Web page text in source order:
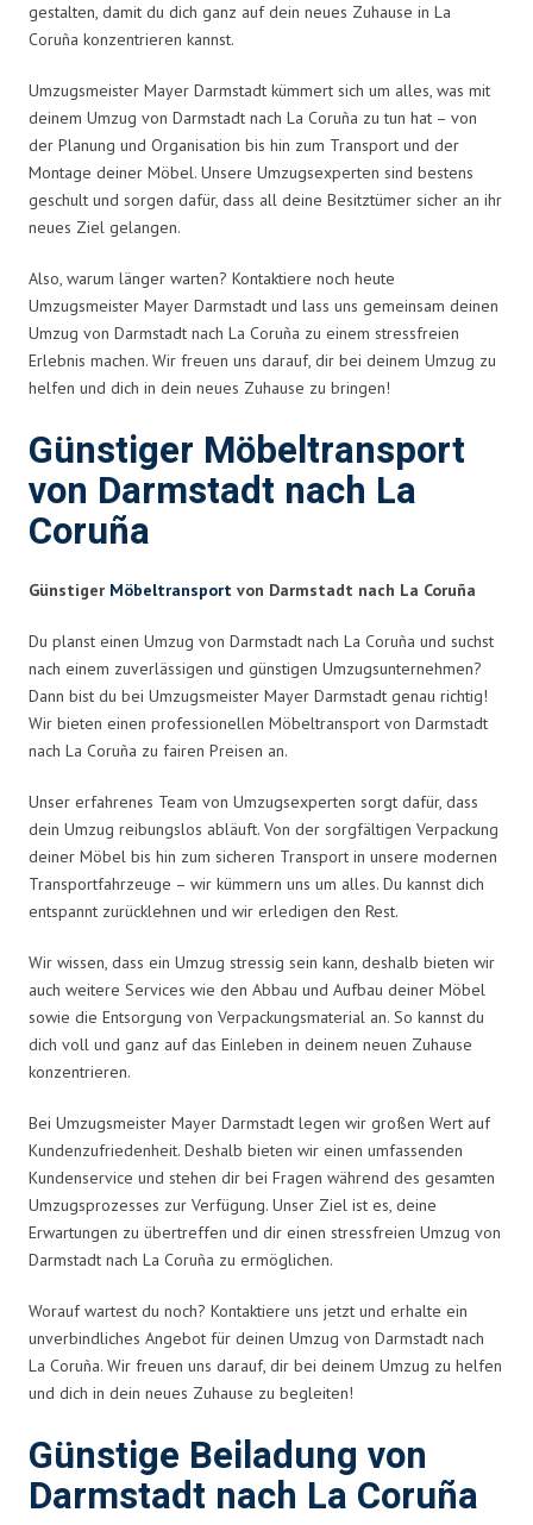
gestalten, damit du dich ganz auf dein neues Zuhause in La
Coruña konzentrieren kannst.
Umzugsmeister Mayer Darmstadt kümmert sich um alles, was mit
deinem Umzug von Darmstadt nach La Coruña zu tun hat – von
der Planung und Organisation bis hin zum Transport und der
Montage deiner Möbel. Unsere Umzugsexperten sind bestens
geschult und sorgen dafür, dass all deine Besitztümer sicher an ihr
neues Ziel gelangen.
Also, warum länger warten? Kontaktiere noch heute
Umzugsmeister Mayer Darmstadt und lass uns gemeinsam deinen
Umzug von Darmstadt nach La Coruña zu einem stressfreien
Erlebnis machen. Wir freuen uns darauf, dir bei deinem Umzug zu
helfen und dich in dein neues Zuhause zu bringen!
Günstiger Möbeltransport
von Darmstadt nach La
Coruña
Günstiger Möbeltransport von Darmstadt nach La Coruña
Du planst einen Umzug von Darmstadt nach La Coruña und suchst
nach einem zuverlässigen und günstigen Umzugsunternehmen?
Dann bist du bei Umzugsmeister Mayer Darmstadt genau richtig!
Wir bieten einen professionellen Möbeltransport von Darmstadt
nach La Coruña zu fairen Preisen an.
Unser erfahrenes Team von Umzugsexperten sorgt dafür, dass
dein Umzug reibungslos abläuft. Von der sorgfältigen Verpackung
deiner Möbel bis hin zum sicheren Transport in unsere modernen
Transportfahrzeuge – wir kümmern uns um alles. Du kannst dich
entspannt zurücklehnen und wir erledigen den Rest.
Wir wissen, dass ein Umzug stressig sein kann, deshalb bieten wir
auch weitere Services wie den Abbau und Aufbau deiner Möbel
sowie die Entsorgung von Verpackungsmaterial an. So kannst du
dich voll und ganz auf das Einleben in deinem neuen Zuhause
konzentrieren.
Bei Umzugsmeister Mayer Darmstadt legen wir großen Wert auf
Kundenzufriedenheit. Deshalb bieten wir einen umfassenden
Kundenservice und stehen dir bei Fragen während des gesamten
Umzugsprozesses zur Verfügung. Unser Ziel ist es, deine
Erwartungen zu übertreffen und dir einen stressfreien Umzug von
Darmstadt nach La Coruña zu ermöglichen.
Worauf wartest du noch? Kontaktiere uns jetzt und erhalte ein
unverbindliches Angebot für deinen Umzug von Darmstadt nach
La Coruña. Wir freuen uns darauf, dir bei deinem Umzug zu helfen
und dich in dein neues Zuhause zu begleiten!
Günstige Beiladung von
Darmstadt nach La Coruña